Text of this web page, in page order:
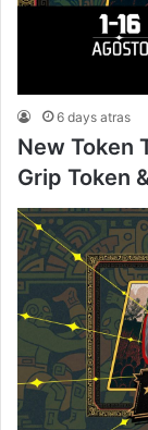
6 days atras
New Token
Grip Token